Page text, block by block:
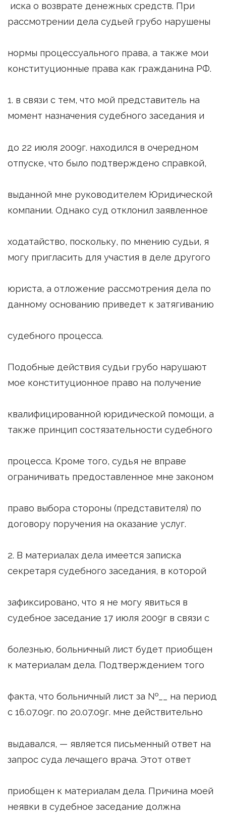
иска о возврате денежных средств. При
рассмотрении дела судьей грубо нарушены
нормы процессуального права, а также мои
конституционные права как гражданина РФ.
1. в связи с тем, что мой представитель на
момент назначения судебного заседания и
до 22 июля 2009г. находился в очередном
отпуске, что было подтверждено справкой,
выданной мне руководителем Юридической
компании. Однако суд отклонил заявленное
ходатайство, поскольку, по мнению судьи, я
могу пригласить для участия в деле другого
юриста, а отложение рассмотрения дела по
данному основанию приведет к затягиванию
судебного процесса.
Подобные действия судьи грубо нарушают
мое конституционное право на получение
квалифицированной юридической помощи, а
также принцип состязательности судебного
процесса. Кроме того, судья не вправе
ограничивать предоставленное мне законом
право выбора стороны (представителя) по
договору поручения на оказание услуг.
2. В материалах дела имеется записка
секретаря судебного заседания, в которой
зафиксировано, что я не могу явиться в
судебное заседание 17 июля 2009г в связи с
болезнью, больничный лист будет приобщен
к материалам дела. Подтверждением того
факта, что больничный лист за №__ на период
с 16.07.09г. по 20.07.09г. мне действительно
выдавался, — является письменный ответ на
запрос суда лечащего врача. Этот ответ
приобщен к материалам дела. Причина моей
неявки в судебное заседание должна